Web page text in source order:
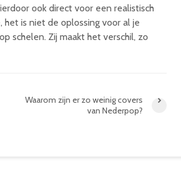
ook direct voor een realistisch
is niet de oplossing voor al je
schelen. Zij maakt het verschil, zo
Waarom zijn er zo weinig covers
van Nederpop?